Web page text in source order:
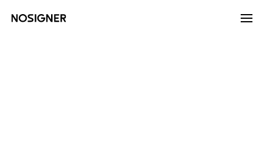
หน้าหลัก